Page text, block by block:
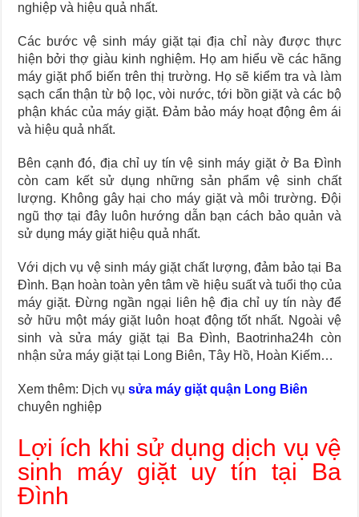
nghiệp và hiệu quả nhất.
Các bước vệ sinh máy giặt tại địa chỉ này được thực
hiện bởi thợ giàu kinh nghiệm. Họ am hiểu về các hãng
máy giặt phổ biến trên thị trường. Họ sẽ kiểm tra và làm
sạch cẩn thận từ bộ lọc, vòi nước, tới bồn giặt và các bộ
phận khác của máy giặt. Đảm bảo máy hoạt động êm ái
và hiệu quả nhất.
Bên cạnh đó, địa chỉ uy tín vệ sinh máy giặt ở Ba Đình
còn cam kết sử dụng những sản phẩm vệ sinh chất
lượng. Không gây hại cho máy giặt và môi trường. Đội
ngũ thợ tại đây luôn hướng dẫn bạn cách bảo quản và
sử dụng máy giặt hiệu quả nhất.
Với dịch vụ vệ sinh máy giặt chất lượng, đảm bảo tại Ba
Đình. Bạn hoàn toàn yên tâm về hiệu suất và tuổi thọ của
máy giặt. Đừng ngần ngại liên hệ địa chỉ uy tín này để
sở hữu một máy giặt luôn hoạt động tốt nhất. Ngoài vệ
sinh và sửa máy giặt tại Ba Đình, Baotrinha24h còn
nhận sửa máy giặt tại Long Biên, Tây Hồ, Hoàn Kiếm…
Xem thêm: Dịch vụsửa máy giặt quận Long Biên
chuyên nghiệp
Lợi ích khi sử dụng dịch vụ vệ
sinh máy giặt uy tín tại Ba
Đình